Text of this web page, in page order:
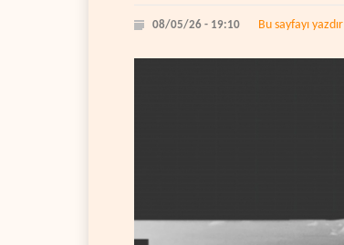
08/05/26 - 19:10 Bu sayfayı yazdır